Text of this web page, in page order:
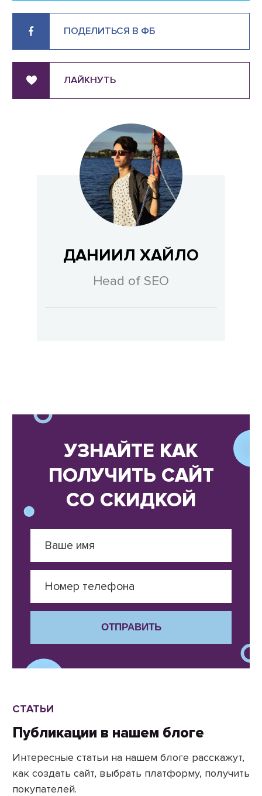
ПОДЕЛИТЬСЯ В ФБ
ЛАЙКНУТЬ
ДАНИИЛ ХАЙЛО
Head of SEO
УЗНАЙТЕ КАК
ПОЛУЧИТЬ САЙТ
СО СКИДКОЙ
ОТПРАВИТЬ
СТАТЬИ
Публикации в нашем блоге
Интересные статьи на нашем блоге расскажут,
как создать сайт, выбрать платформу, получить
покупателей.